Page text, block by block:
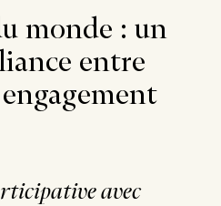
monde : un
entre
avec